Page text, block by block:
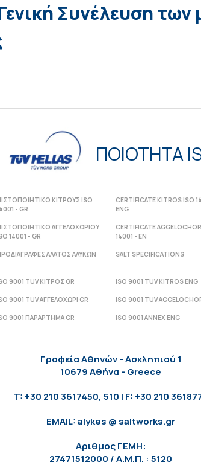
Συνέλευση των
ΠΟΙΟΤΗΤΑ
ΚΙΤΡΟΥΣ ISO
- GR
CERTIFICATE KITROS ISO
ENG
ΑΓΓΕΛΟΧΩΡΙΟΥ
14001 - GR
CERTIFICATE
14001 - ΕΝ
ΑΛΑΤΟΣ ΑΛΥΚΩΝ SALT SPECIFICATIONS
9001 TUV ΚΙΤΡΟΣ GR ISO 9001 TUV KITROS ENG
9001 TUV ΑΓΓΕΛΟΧΩΡΙ GR ISO 9001 TUV
9001 ΠΑΡΑΡΤΗΜΑ GR ISO 9001 ANNEX ENG
Γραφεία Αθηνών - Ασκληπιού 1
10679 Αθήνα - Greece
T: +30 210 3617450, 510 | F: +30 210
EMAIL: alykes @ saltworks.gr
Αριθμος ΓΕΜΗ:
27471512000 / Α.Μ.Π. : 5120